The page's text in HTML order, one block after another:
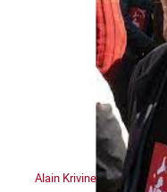
Alain Krivine